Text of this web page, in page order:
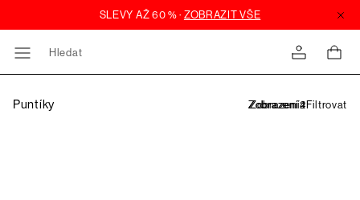
Hledat
Puntíky Filtrovat